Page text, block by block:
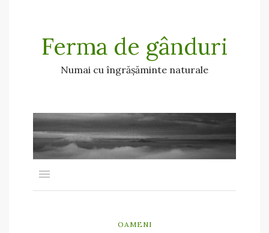
Ferma de gânduri
Numai cu îngrășăminte naturale
OAMENI